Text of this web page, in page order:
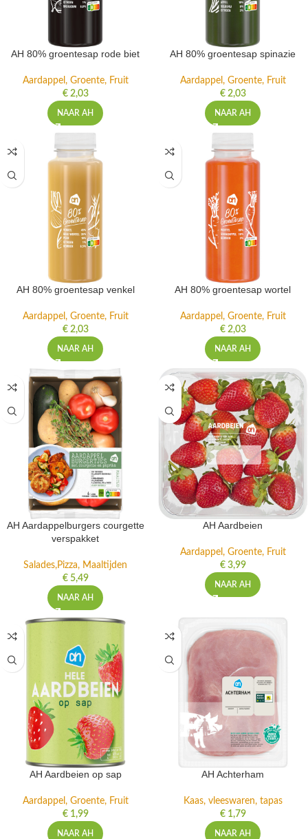
AH 80% groentesap rode biet
Aardappel, Groente, Fruit
€2,03
NAAR AH
AH 80% groentesap spinazie
Aardappel, Groente, Fruit
€2,03
NAAR AH
AH 80% groentesap venkel
Aardappel, Groente, Fruit
€2,03
NAAR AH
AH 80% groentesap wortel
Aardappel, Groente, Fruit
€2,03
NAAR AH
AH Aardappelburgers courgette
verspakket
Salades,Pizza, Maaltijden
€5,49
NAAR AH
AH Aardbeien
Aardappel, Groente, Fruit
€3,99
NAAR AH
AH Aardbeien op sap
Aardappel, Groente, Fruit
€1,99
NAAR AH
AH Achterham
Kaas, vleeswaren, tapas
€1,79
NAAR AH